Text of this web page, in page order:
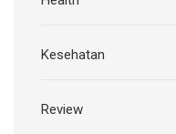
Kesehatan
Review